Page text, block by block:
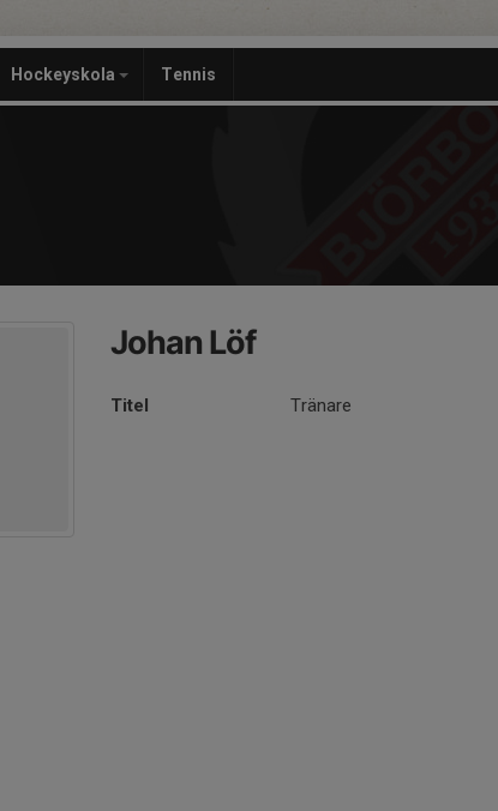
Hockeyskola Tennis
Johan Löf
Titel Tränare